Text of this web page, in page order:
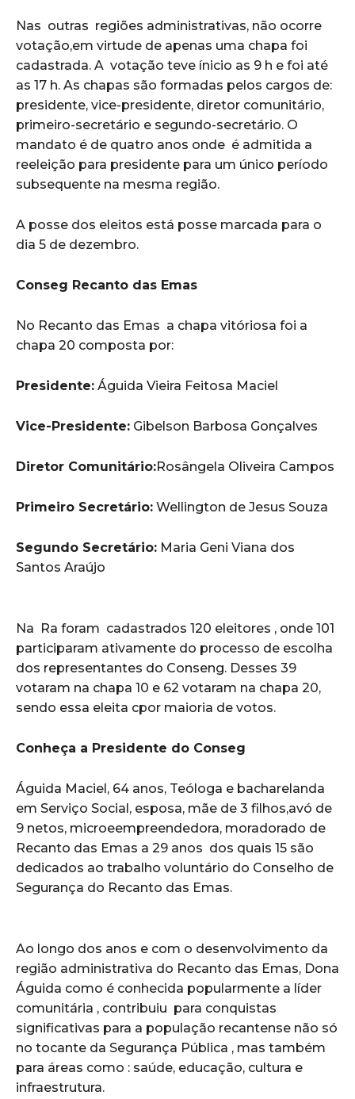
Nas outras regiões administrativas, não ocorre
votação,em virtude de apenas uma chapa foi
cadastrada. A votação teve ínicio as 9 h e foi até
as 17 h. As chapas são formadas pelos cargos de:
presidente, vice-presidente, diretor comunitário,
primeiro-secretário e segundo-secretário. O
mandato é de quatro anos onde é admitida a
reeleição para presidente para um único período
subsequente na mesma região.
A posse dos eleitos está posse marcada para o
dia 5 de dezembro.
Conseg Recanto das Emas
No Recanto das Emas a chapa vitóriosa foi a
chapa 20 composta por:
Presidente: Águida Vieira Feitosa Maciel
Vice-Presidente: Gibelson Barbosa Gonçalves
Diretor Comunitário:Rosângela Oliveira Campos
Primeiro Secretário: Wellington de Jesus Souza
Segundo Secretário: Maria Geni Viana dos
Santos Araújo
Na Ra foram cadastrados 120 eleitores , onde 101
participaram ativamente do processo de escolha
dos representantes do Conseng. Desses 39
votaram na chapa 10 e 62 votaram na chapa 20,
sendo essa eleita cpor maioria de votos.
Conheça a Presidente do Conseg
Águida Maciel, 64 anos, Teóloga e bacharelanda
em Serviço Social, esposa, mãe de 3 filhos,avó de
9 netos, microeempreendedora, moradorado de
Recanto das Emas a 29 anos dos quais 15 são
dedicados ao trabalho voluntário do Conselho de
Segurança do Recanto das Emas.
Ao longo dos anos e com o desenvolvimento da
região administrativa do Recanto das Emas, Dona
Águida como é conhecida popularmente a líder
comunitária , contribuiu para conquistas
significativas para a população recantense não só
no tocante da Segurança Pública , mas também
para áreas como : saúde, educação, cultura e
infraestrutura.